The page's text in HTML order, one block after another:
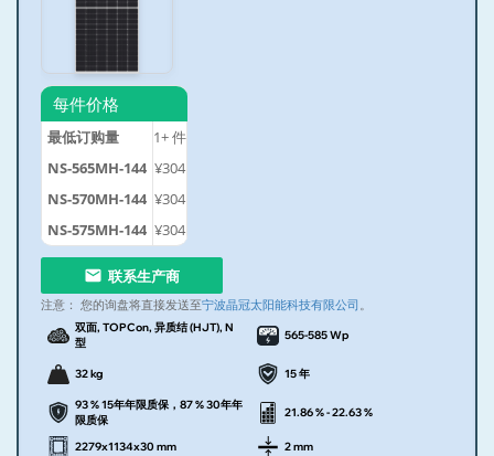
每件价格
最低订购量 1+件
NS-565MH-144 ¥304
NS-570MH-144 ¥304
NS-575MH-144 ¥304
联系生产商
注意： 您的询盘将直接发送至宁波晶冠太阳能科技有限公司 。
双面, TOPCon, 异质结 (HJT), N
型
565-585 Wp
32 kg 15 年
93 % 15年年限质保，87 % 30年年
限质保
21.86 % - 22.63 %
2279x1134x30 mm 2 mm